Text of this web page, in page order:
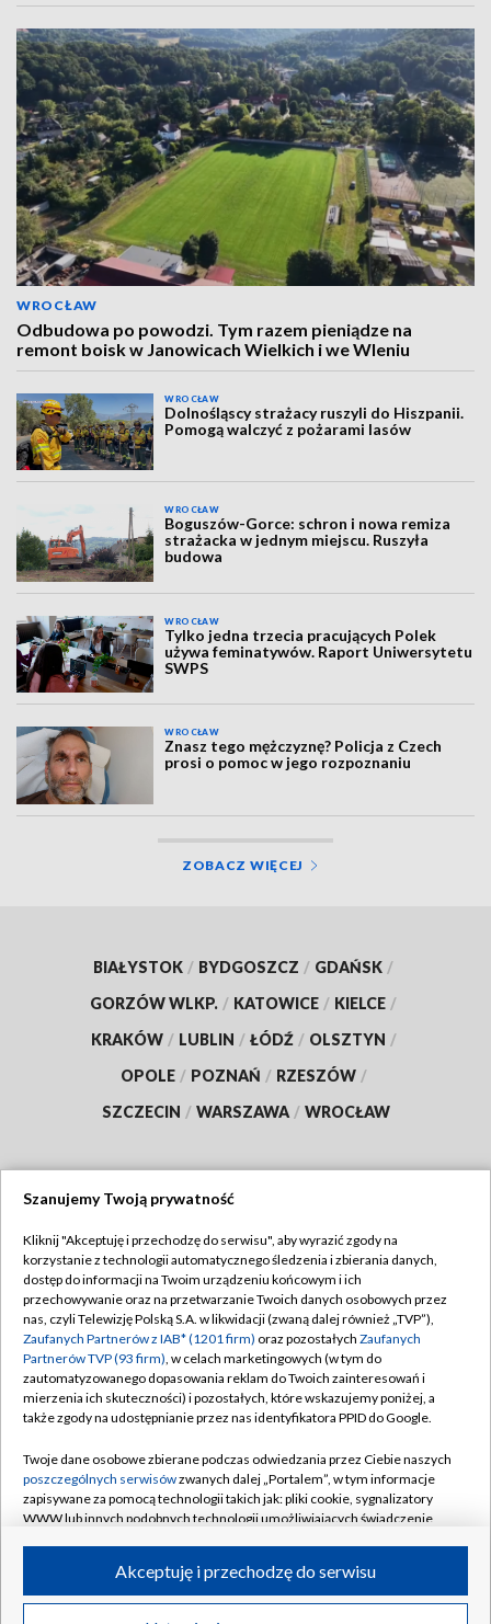
WROCŁAW
Odbudowa po powodzi. Tym razem pieniądze na
remont boisk w Janowicach Wielkich i we Wleniu
WROCŁAW
Dolnośląscy strażacy ruszyli do Hiszpanii.
Pomogą walczyć z pożarami lasów
WROCŁAW
Boguszów-Gorce: schron i nowa remiza
strażacka w jednym miejscu. Ruszyła
budowa
WROCŁAW
Tylko jedna trzecia pracujących Polek
używa feminatywów. Raport Uniwersytetu
SWPS
WROCŁAW
Znasz tego mężczyznę? Policja z Czech
prosi o pomoc w jego rozpoznaniu
ZOBACZ WIĘCEJ
BIAŁYSTOK / BYDGOSZCZ / GDAŃSK /
GORZÓW WLKP. / KATOWICE / KIELCE /
KRAKÓW / LUBLIN / ŁÓDŹ / OLSZTYN /
OPOLE / POZNAŃ / RZESZÓW /
SZCZECIN / WARSZAWA / WROCŁAW
TVP
Abonament TVP
Emisja w TVP
Centrum informacji TVP
Naziemna Telewizja Cyfrowa
Rada Programowa
System NOS
Informacje o nadawcy
Program dla prasy
Regulamin TVP
Polityka prywatności
Moje zgody
Pomoc
Kontakt
Kanały
©2026 Telewizja Polska S.A. w likwidacji
Szanujemy Twoją prywatność
Kliknij "Akceptuję i przechodzę do serwisu", aby wyrazić zgody na
korzystanie z technologii automatycznego śledzenia i zbierania danych,
dostęp do informacji na Twoim urządzeniu końcowym i ich
przechowywanie oraz na przetwarzanie Twoich danych osobowych przez
nas, czyli Telewizję Polską S.A. w likwidacji (zwaną dalej również „TVP”),
Zaufanych Partnerów z IAB* (1201 firm) oraz pozostałych Zaufanych
Partnerów TVP (93 firm), w celach marketingowych (w tym do
zautomatyzowanego dopasowania reklam do Twoich zainteresowań i
mierzenia ich skuteczności) i pozostałych, które wskazujemy poniżej, a
także zgody na udostępnianie przez nas identyfikatora PPID do Google.
Twoje dane osobowe zbierane podczas odwiedzania przez Ciebie naszych
poszczególnych serwisówzwanych dalej „Portalem”, w tym informacje
zapisywane za pomocą technologii takich jak: pliki cookie, sygnalizatory
WWW lub innych podobnych technologii umożliwiających świadczenie
ruchu w Internecie.
Twoje dane osobowe zbierane podczas odwiedzania przez Ciebie
Akceptuję i przechodzę do serwisu